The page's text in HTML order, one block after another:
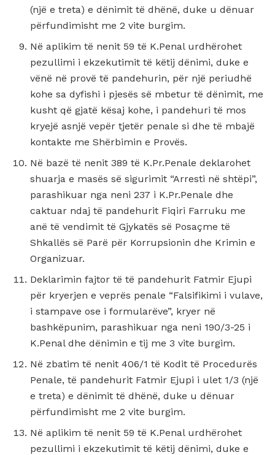
(një e treta) e dënimit të dhënë, duke u dënuar
përfundimisht me 2 vite burgim.
Në aplikim të nenit 59 të K.Penal urdhërohet
pezullimi i ekzekutimit të këtij dënimi, duke e
vënë në provë të pandehurin, për një periudhë
kohe sa dyfishi i pjesës së mbetur të dënimit, me
kusht që gjatë kësaj kohe, i pandehuri të mos
kryejë asnjë vepër tjetër penale si dhe të mbajë
kontakte me Shërbimin e Provës.
Në bazë të nenit 389 të K.Pr.Penale deklarohet
shuarja e masës së sigurimit “Arresti në shtëpi”,
parashikuar nga neni 237 i K.Pr.Penale dhe
caktuar ndaj të pandehurit Fiqiri Farruku me
anë të vendimit të Gjykatës së Posaçme të
Shkallës së Parë për Korrupsionin dhe Krimin e
Organizuar.
Deklarimin fajtor të të pandehurit Fatmir Ejupi
për kryerjen e veprës penale “Falsifikimi i vulave,
i stampave ose i formularëve”, kryer në
bashkëpunim, parashikuar nga neni 190/3-25 i
K.Penal dhe dënimin e tij me 3 vite burgim.
Në zbatim të nenit 406/1 të Kodit të Procedurës
Penale, të pandehurit Fatmir Ejupi i ulet 1/3 (një
e treta) e dënimit të dhënë, duke u dënuar
përfundimisht me 2 vite burgim.
Në aplikim të nenit 59 të K.Penal urdhërohet
pezullimi i ekzekutimit të këtij dënimi, duke e